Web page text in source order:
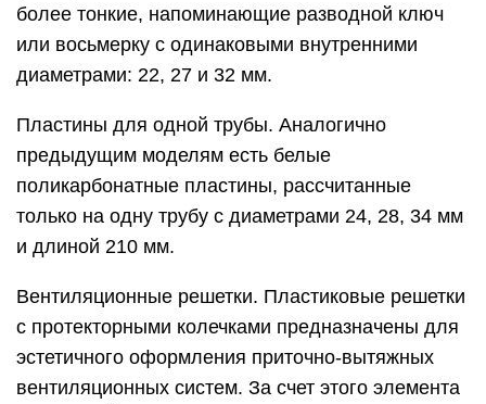
более тонкие, напоминающие разводной ключ
или восьмерку с одинаковыми внутренними
диаметрами: 22, 27 и 32 мм.
Пластины для одной трубы. Аналогично
предыдущим моделям есть белые
поликарбонатные пластины, рассчитанные
только на одну трубу с диаметрами 24, 28, 34 мм
и длиной 210 мм.
Вентиляционные решетки. Пластиковые решетки
с протекторными колечками предназначены для
эстетичного оформления приточно-вытяжных
вентиляционных систем. За счет этого элемента